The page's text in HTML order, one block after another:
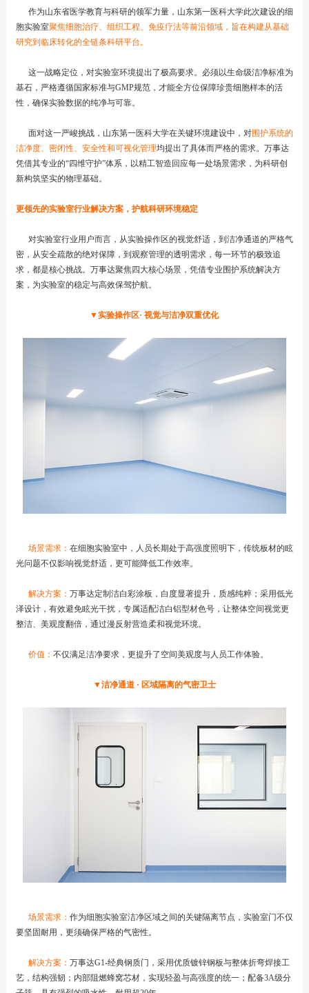
作为山东省医学教育与科研的领军力量，山东第一医科大学此次建设的细
胞实验室聚焦细胞治疗、组织工程、免疫疗法等前沿领域，旨在构建从基础
研究到临床转化的全链条科研平台。
这一战略定位，对实验室环境提出了极高要求。必须以生命级洁净标准为
基石，严格遵循国家标准与GMP规范，才能全方位保障珍贵细胞样本的活
性，确保实验数据的纯净与可靠。
面对这一严峻挑战，山东第一医科大学在关键环境建设中，对围护系统的
洁净度、密闭性、安全性和可视化管理均提出了具体而严格的需求。万事达
凭借其专业的“四维守护”体系，以精工智造回应每一处场景需求，为科研创
新构筑坚实的物理基础。
更领先的实验室行业解决方案，护航科研环境稳定
对实验室行业用户而言，从实验操作区的视觉舒适，到洁净通道的严格气
密，从安全疏散的绝对保障，到观察管理的透明需求，每一环节的极致追
求，都是核心挑战。万事达聚焦四大核心场景，凭借专业围护系统解决方
案，为实验室的稳定与高效保驾护航。
▼实验操作区· 视觉与洁净双重优化
场景需求： 在细胞实验室中，人员长期处于高强度照明下，传统板材的眩
光问题不仅影响视觉舒适，更可能降低工作效率。
解决方案： 万事达定制洁白彩涂板，白度显著提升，质感纯粹；采用低光
泽设计，有效避免眩光干扰，专属适配洁白铝型材色号，让整体空间视觉更
整洁、美观度翻倍，通过漫反射营造柔和视觉环境。
价值： 不仅满足洁净要求，更提升了空间美观度与人员工作体验。
▼洁净通道 · 区域隔离的气密卫士
场景需求： 作为细胞实验室洁净区域之间的关键隔离节点，实验室门不仅
要坚固耐用，更须确保严格的气密性。
解决方案： 万事达G1-经典钢质门，采用优质镀锌钢板与整体折弯焊接工
艺，结构强韧；内部阻燃蜂窝芯材，实现轻盈与高强度的统一；配备3A级分